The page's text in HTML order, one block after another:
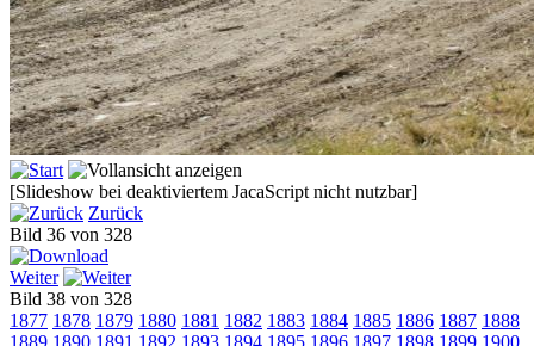
[Slideshow bei deaktiviertem JacaScript nicht nutzbar]
Zurück
Bild 36 von 328
Weiter
Bild 38 von 328
1877 1878 1879 1880 1881 1882 1883 1884 1885 1886 1887 1888